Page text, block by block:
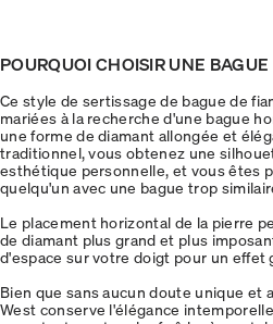
POURQUOI CHOISIR UNE
Ce style de sertissage de bague de
mariées à la recherche d'une bague
une forme de diamant allongée et
traditionnel, vous obtenez une
esthétique personnelle, et vous êtes
quelqu'un avec une bague trop
Le placement horizontal de la pierre
de diamant plus grand et plus
d'espace sur votre doigt pour un effet
Bien que sans aucun doute unique et
West conserve l'élégance